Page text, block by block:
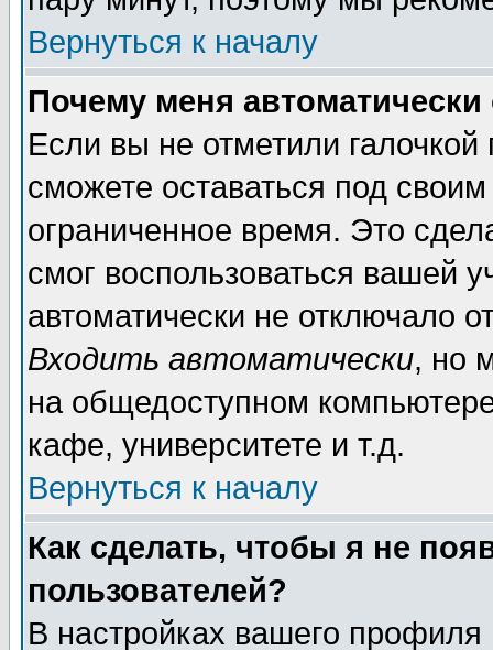
Вернуться к началу
Почему меня автоматически
Если вы не отметили галочкой
сможете оставаться под
ограниченное время. Это
смог воспользоваться вашей
автоматически не отключало
Входить автоматически, но
на общедоступном
кафе, университете и т.д.
Вернуться к началу
Как сделать, чтобы я не
пользователей?
В настройках вашего